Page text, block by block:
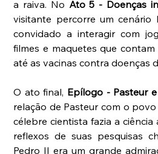
a raiva. No Ato 5 - Doenças
visitante percorre um cenário
convidado a interagir com
filmes e maquetes que
até as vacinas contra doenças
O ato final, Epílogo - Pasteur
relação de Pasteur com o
célebre cientista fazia a
reflexos de suas pesquisas
Pedro II era um grande